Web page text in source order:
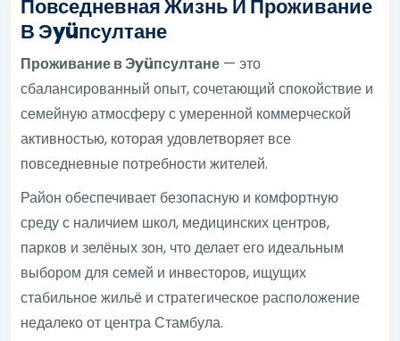
Повседневная Жизнь И Проживание
В Эyüпсултане
Проживание в Эyüпсултане — это
сбалансированный опыт, сочетающий спокойствие и
семейную атмосферу с умеренной коммерческой
активностью, которая удовлетворяет все
повседневные потребности жителей.
Район обеспечивает безопасную и комфортную
среду с наличием школ, медицинских центров,
парков и зелёных зон, что делает его идеальным
выбором для семей и инвесторов, ищущих
стабильное жильё и стратегическое расположение
недалеко от центра Стамбула.